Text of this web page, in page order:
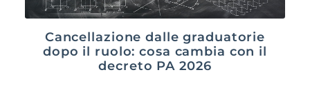
Cancellazione dalle graduatorie
dopo il ruolo: cosa cambia con il
decreto PA 2026